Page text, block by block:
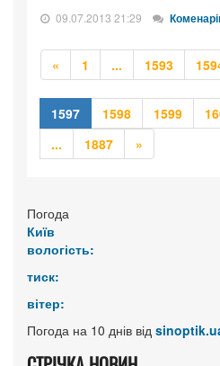
09.07.2013 21:29
« Попередня
1 ... Попередня
1593
1597
1598 1599
... Попередня
1887 »
Погода
Київ
вологість:
тиск:
вітер:
Погода на 10 днів від